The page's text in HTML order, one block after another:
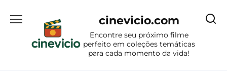
para
conteúdo
cinevicio.com
Encontre seu próximo filme
perfeito em coleções temáticas
para cada momento da vida!